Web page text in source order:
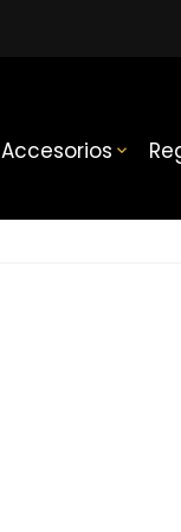
Accesorios 